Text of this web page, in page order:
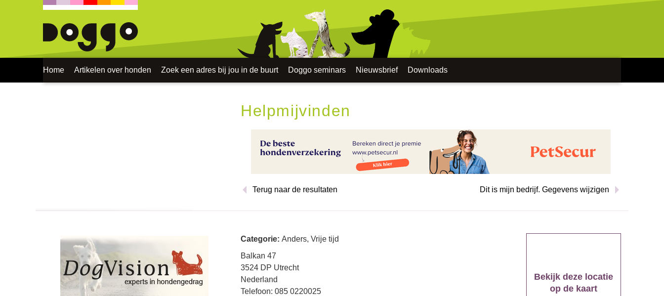
Home Artikelen over honden Zoek een adres bij jou in de buurt Doggo seminars Nieuwsbrief Downloads
Helpmijvinden
Terug naar de resultaten Dit is mijn bedrijf. Gegevens wijzigen
Categorie: Anders, Vrije tijd
Balkan 47
3524 DP Utrecht
Nederland
Telefoon: 085 0220025
Bekijk deze locatie
op de kaart